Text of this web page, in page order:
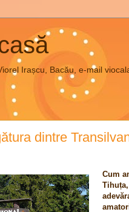
Irașcu, Bacău, e-mail
dintre
Cum